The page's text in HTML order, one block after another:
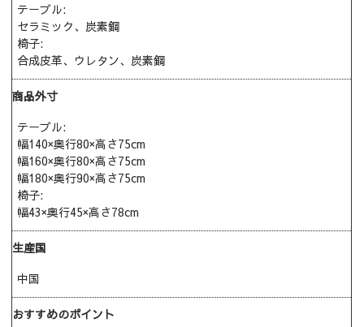
テーブル:
セラミック、炭素鋼
椅子:
合成皮革、ウレタン、炭素鋼
商品外寸
テーブル:
幅140×奥行80×高さ75cm
幅160×奥行80×高さ75cm
幅180×奥行90×高さ75cm
椅子:
幅43×奥行45×高さ78cm
生産国
中国
おすすめのポイント